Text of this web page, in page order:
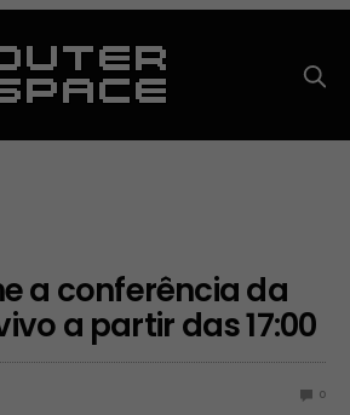
a conferência da
a partir das 17:00
0